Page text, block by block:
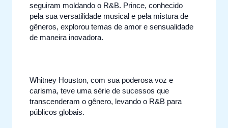
seguiram moldando o R&B. Prince, conhecido
pela sua versatilidade musical e pela mistura de
gêneros, explorou temas de amor e sensualidade
de maneira inovadora.
Whitney Houston, com sua poderosa voz e
carisma, teve uma série de sucessos que
transcenderam o gênero, levando o R&B para
públicos globais.